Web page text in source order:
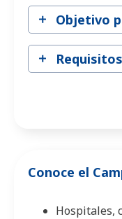
Objetivo
Conoce el
Hospitales,